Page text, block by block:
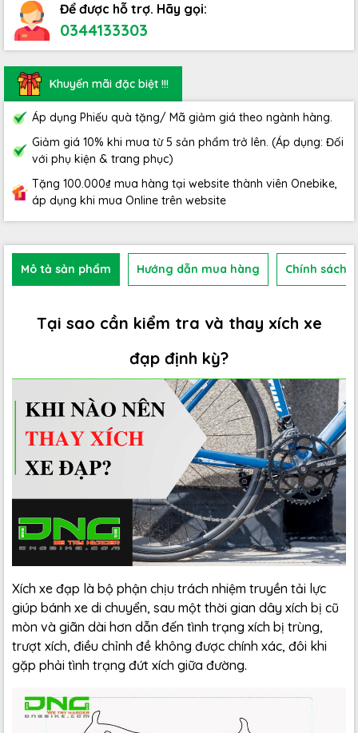
Để được hỗ trợ. Hãy gọi:
0344133303
Khuyến mãi đặc biệt !!!
Áp dụng Phiếu quà tặng/ Mã giảm giá theo ngành hàng.
Giảm giá 10% khi mua từ 5 sản phẩm trở lên. (Áp dụng: Đối
với phụ kiện & trang phục)
Tặng 100.000₫ mua hàng tại website thành viên Onebike,
áp dụng khi mua Online trên website
Mô tả sản phẩm Hướng dẫn mua hàng Chính sách
Tại sao cần kiểm tra và thay xích xe
đạp định kỳ?
Xích xe đạp là bộ phận chịu trách nhiệm truyền tải lực
giúp bánh xe di chuyển, sau một thời gian dây xích bị cũ
mòn và giãn dài hơn dẫn đến tình trạng xích bị trùng,
trượt xích, điều chỉnh đề không được chính xác, đôi khi
gặp phải tình trạng đứt xích giữa đường.